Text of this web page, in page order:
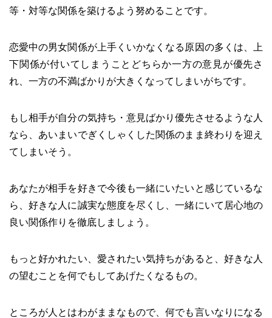
等・対等な関係を築けるよう努めることです。
恋愛中の男女関係が上手くいかなくなる原因の多くは、上
下関係が付いてしまうことどちらか一方の意見が優先さ
れ、一方の不満ばかりが大きくなってしまいがちです。
もし相手が自分の気持ち・意見ばかり優先させるような人
なら、あいまいでぎくしゃくした関係のまま終わりを迎え
てしまいそう。
あなたが相手を好きで今後も一緒にいたいと感じているな
ら、好きな人に誠実な態度を尽くし、一緒にいて居心地の
良い関係作りを徹底しましょう。
もっと好かれたい、愛されたい気持ちがあると、好きな人
の望むことを何でもしてあげたくなるもの。
ところが人とはわがままなもので、何でも言いなりになる